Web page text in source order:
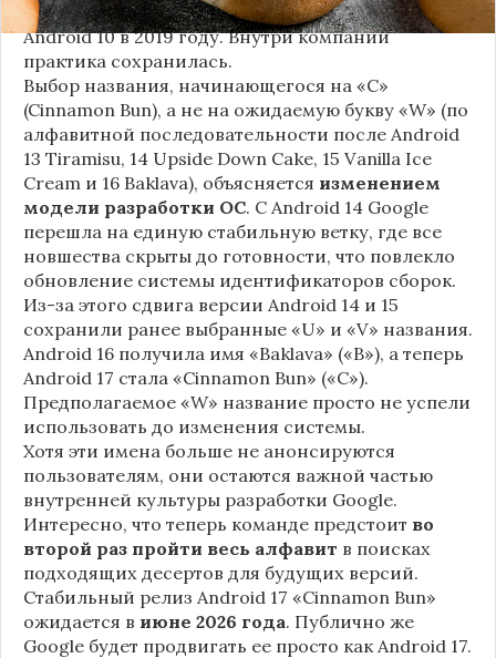
использовать эти именас момента выхода
Android 10 в 2019 году. Внутри компании
практика сохранилась.
Выбор названия, начинающегося на «C»
(Cinnamon Bun), а не на ожидаемую букву «W» (по
алфавитной последовательности после Android
13 Tiramisu, 14 Upside Down Cake, 15 Vanilla Ice
Cream и 16 Baklava), объясняется изменением
модели разработки ОС. С Android 14 Google
перешла на единую стабильную ветку, где все
новшества скрыты до готовности, что повлекло
обновление системы идентификаторов сборок.
Из-за этого сдвига версии Android 14 и 15
сохранили ранее выбранные «U» и «V» названия.
Android 16 получила имя «Baklava» («B»), а теперь
Android 17 стала «Cinnamon Bun» («C»).
Предполагаемое «W» название просто не успели
использовать до изменения системы.
Хотя эти имена больше не анонсируются
пользователям, они остаются важной частью
внутренней культуры разработки Google.
Интересно, что теперь команде предстоит во
второй раз пройти весь алфавит в поисках
подходящих десертов для будущих версий.
Стабильный релиз Android 17 «Cinnamon Bun»
ожидается в июне 2026 года. Публично же
Google будет продвигать ее просто как Android 17.